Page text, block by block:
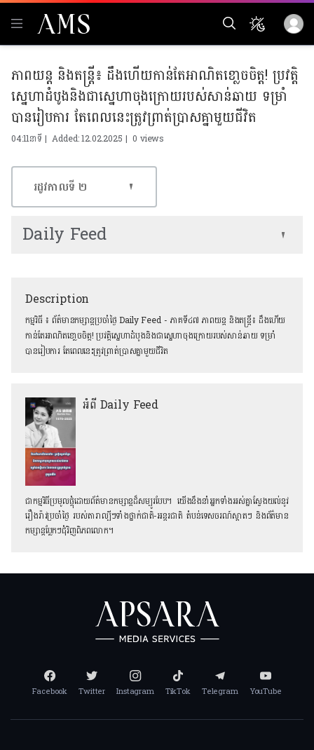
ភាពយន្ត និងតន្រ្តី៖ ដឹងហើយកាន់តែអាណិតខោ្លចចិត្ត! ប្រវត្តិ
ស្នេហាដំបូងនិងជាស្នេហាចុងក្រោយរបស់សាន់ឆាយ ទម្រាំ
បានរៀបការ តែពេលនេះត្រូវព្រាត់ប្រាសគ្នាមួយជីវិត
04:11នាទី | Added: 12.02.2025 |0 views
Description
កម្មវិធី​ ៖ ព័ត៌មានកម្សាន្ដប្រចាំថ្ងៃ Daily Feed - ភាគទី៤៧ ភាពយន្ត និងតន្រ្តី៖ ដឹងហើយ
កាន់តែអាណិតខោ្លចចិត្ត! ប្រវត្តិស្នេហាដំបូងនិងជាស្នេហាចុងក្រោយរបស់សាន់ឆាយ ទម្រាំ
បានរៀបការ តែពេលនេះត្រូវព្រាត់ប្រាសគ្នាមួយជីវិត
អំពី Daily Feed
ជាកម្មវិធីប្រមូលផ្ដុំដោយព័ត៌មានកម្សាន្តដ៏សម្បូរបែប។ យើងនឹងនាំអ្នកទាំងអស់គ្នាស្វែងយល់នូវ
រឿងរ៉ាវប្រចាំថ្ងៃ របស់តារាល្បីៗទាំងថ្នាក់ជាតិ-អន្តរជាតិ តំបន់ទេសចរណ៍ស្អាតៗ និង​ព័ត៌មាន
កម្សាន្តប្លែកៗជុំវិញពិភពលោក។
រដូវកាលទី​ ២
Daily Feed
Facebook Twitter Instagram TikTok Telegram YouTube